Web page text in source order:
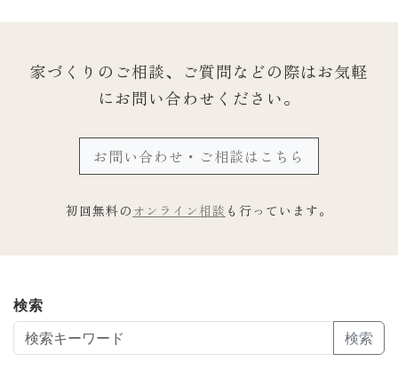
家づくりのご相談、ご質問などの際はお気軽
にお問い合わせください。
お問い合わせ・ご相談はこちら
初回無料の オンライン相談 も行っています。
検索
検索